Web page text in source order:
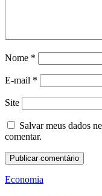
Nome *
E-mail *
Site
Salvar meus dados
comentar.
Economia